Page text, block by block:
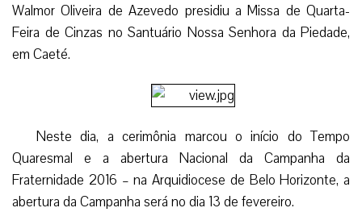
Walmor Oliveira de Azevedo presidiu a Missa de Quarta-
Feira de Cinzas no Santuário Nossa Senhora da Piedade,
em Caeté.
Neste dia, a cerimônia marcou o início do Tempo
Quaresmal e a abertura Nacional da Campanha da
Fraternidade 2016 – na Arquidiocese de Belo Horizonte, a
abertura da Campanha será no dia 13 de fevereiro.